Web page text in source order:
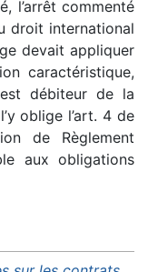
l’arrêt commenté
droit international
devait appliquer
caractéristique,
débiteur de la
oblige l’art. 4 de
de Règlement
aux obligations